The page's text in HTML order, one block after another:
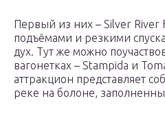
Первый из них – Silver River
подъёмами и резкими
дух. Тут же можно
вагонетках – Stampida и
аттракцион представляет
реке на болоне,